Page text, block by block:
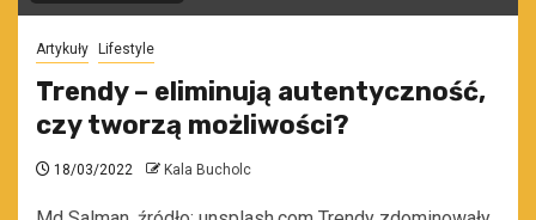
Artykuły Lifestyle
Trendy – eliminują autentyczność,
czy tworzą możliwości?
18/03/2022 Kala Bucholc